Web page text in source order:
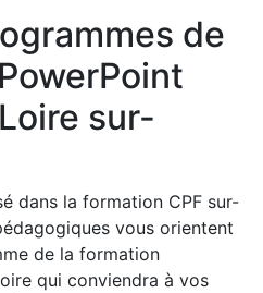
de
sur-
dans la formation CPF sur-
vous orientent
de la formation
qui conviendra à vos